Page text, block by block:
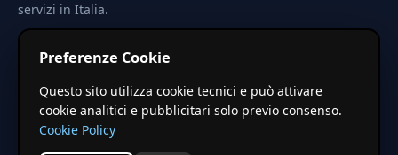
servizi in Italia.
Le stime pubblicate sono calcolate tramite coefficienti
territoriali regionali applicati a valori base nazionali. Non
costituiscono preventivo ufficiale.
Preferenze Cookie
Questo sito utilizza cookie tecnici e può attivare
cookie analitici e pubblicitari solo previo consenso.
Cookie Policy